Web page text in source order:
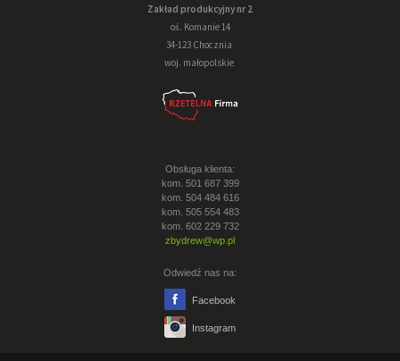
Zakład produkcyjny nr 2
oś. Komanie 14
34-123 Chocznia
woj. małopolskie
Obsługa klienta:
kom. 501 687 399
kom. 504 484 616
kom. 505 554 483
kom. 602 229 732
zbydrew@wp.pl
Odwiedź nas na:
Facebook
Instagram